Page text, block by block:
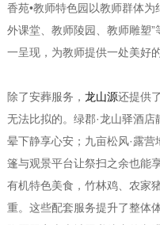
香苑•教师特色园以教师群体
外课堂、教师陵园、教师雕塑
一呈现，为教师提供一处美好
除了安葬服务， 龙山源还提供
无法比拟的。绿郡·龙山驿酒
晕下静享心安；九亩松风·露
篷与观景平台让祭扫之余也能
有机特色美食，竹林鸡、农家
重。这些配套服务提升了整体